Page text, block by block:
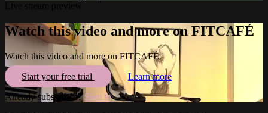
Watch this video and more on FITCAFÉ
Watch this video and more on FITCAFÉ
Start your free trial
Learn more
Already subscribed?Sign in